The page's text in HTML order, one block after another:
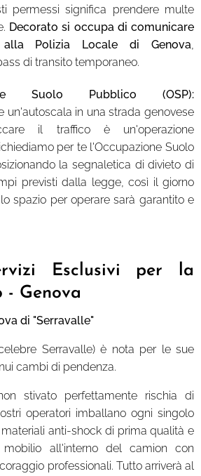
permessi significa prendere multe
Decorato si occupa di comunicare
Polizia Locale di Genova,
di transito temporaneo.
Suolo Pubblico (OSP):
un'autoscala in una strada genovese
il traffico è un'operazione
per te l'Occupazione Suolo
la segnaletica di divieto di
previsti dalla legge, così il giorno
spazio per operare sarà garantito e
Esclusivi per la
Genova
di "Serravalle"
Serravalle) è nota per le sue
cambi di pendenza.
stivato perfettamente rischia di
operatori imballano ogni singolo
anti-shock di prima qualità e
all'interno del camion con
professionali. Tutto arriverà al